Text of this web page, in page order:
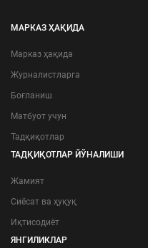
МАРКАЗ ҲАҚИДА
Марказ ҳақида
Журналистларга
Боғланиш
Матбуот учун
Тадқиқотлар
ТАДҚИҚОТЛАР ЙЎНАЛИШИ
Жамият
Сиёсат ва ҳуқуқ
Иқтисодиёт
ЯНГИЛИКЛАР